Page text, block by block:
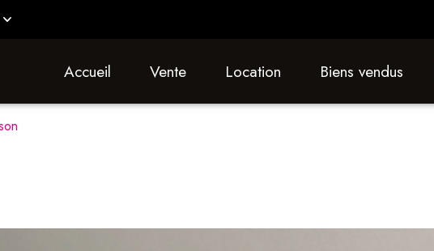
accueil vente location biens vendus